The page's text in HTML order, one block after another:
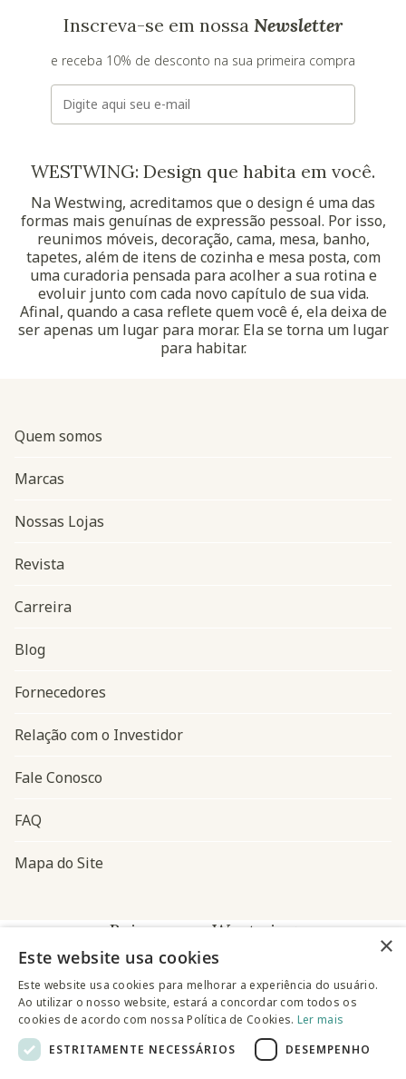
Inscreva-se em nossa Newsletter
e receba 10% de desconto na sua primeira compra
E-mail
WESTWING: Design que habita em você.
Na Westwing, acreditamos que o design é uma das
formas mais genuínas de expressão pessoal. Por isso,
reunimos móveis, decoração, cama, mesa, banho,
tapetes, além de itens de cozinha e mesa posta, com
uma curadoria pensada para acolher a sua rotina e
evoluir junto com cada novo capítulo de sua vida.
Afinal, quando a casa reflete quem você é, ela deixa de
ser apenas um lugar para morar. Ela se torna um lugar
para habitar.
Navegação do rodapé
Quem somos
Marcas
Nossas Lojas
Revista
Carreira
Blog
Fornecedores
Relação com o Investidor
Fale Conosco
FAQ
Mapa do Site
Baixe o app Westwing
×
Este website usa cookies
Este website usa cookies para melhorar a experiência do usuário.
Ao utilizar o nosso website, estará a concordar com todos os
cookies de acordo com nossa Política de Cookies. Ler mais
ESTRITAMENTE NECESSÁRIOS
DESEMPENHO